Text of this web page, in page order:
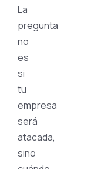
La
pregunta
no
es
si
tu
empresa
será
atacada,
sino